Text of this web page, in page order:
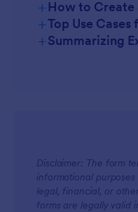
+How to Create
+Top Use Cases
For Managers
For Teams
+Summarizing
Disclaimer: The form
informational
legal, financial, or
forms are legally valid